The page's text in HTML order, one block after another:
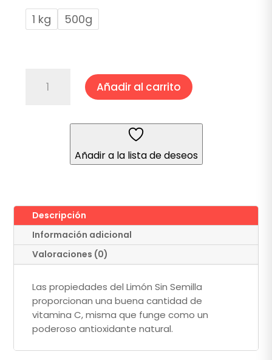
1 kg 500g
Añadir al carrito
Añadir a la lista de deseos
Descripción
Información adicional
Valoraciones (0)
Las propiedades del Limón Sin Semilla
proporcionan una buena cantidad de
vitamina C, misma que funge como un
poderoso antioxidante natural.